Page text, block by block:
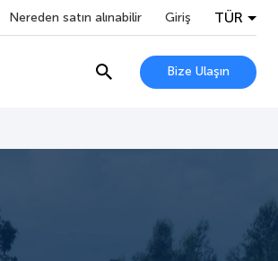
Nereden satın alınabilir Giriş TÜR
Bize Ulaşın